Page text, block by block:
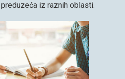
iz raznih oblasti.